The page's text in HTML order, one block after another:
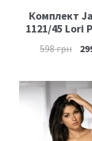
Комплект
1121/45 Lori
598грн